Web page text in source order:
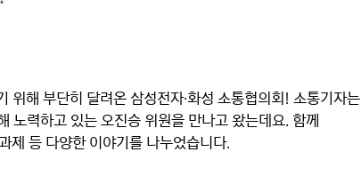
위해 부단히 달려온 삼성전자∙화성 소통협의회! 소통기자는
노력하고 있는 오진승 위원을 만나고 왔는데요. 함께
등 다양한 이야기를 나누었습니다.